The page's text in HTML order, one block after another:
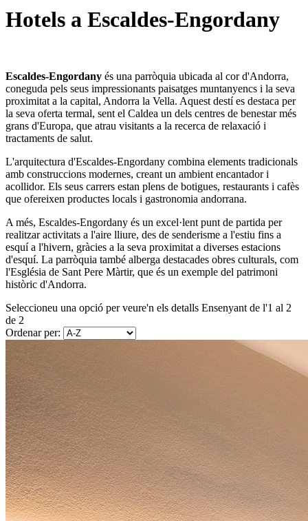
Hotels a Escaldes-Engordany
Escaldes-Engordany és una parròquia ubicada al cor d'Andorra,
coneguda pels seus impressionants paisatges muntanyencs i la seva
proximitat a la capital, Andorra la Vella. Aquest destí es destaca per
la seva oferta termal, sent el Caldea un dels centres de benestar més
grans d'Europa, que atrau visitants a la recerca de relaxació i
tractaments de salut.
L'arquitectura d'Escaldes-Engordany combina elements tradicionals
amb construccions modernes, creant un ambient encantador i
acollidor. Els seus carrers estan plens de botigues, restaurants i cafès
que ofereixen productes locals i gastronomia andorrana.
A més, Escaldes-Engordany és un excel·lent punt de partida per
realitzar activitats a l'aire lliure, des de senderisme a l'estiu fins a
esquí a l'hivern, gràcies a la seva proximitat a diverses estacions
d'esquí. La parròquia també alberga destacades obres culturals, com
l'Església de Sant Pere Màrtir, que és un exemple del patrimoni
històric d'Andorra.
Seleccioneu una opció per veure'n els detalls Ensenyant de l'1 al 2
de 2
Ordenar per: